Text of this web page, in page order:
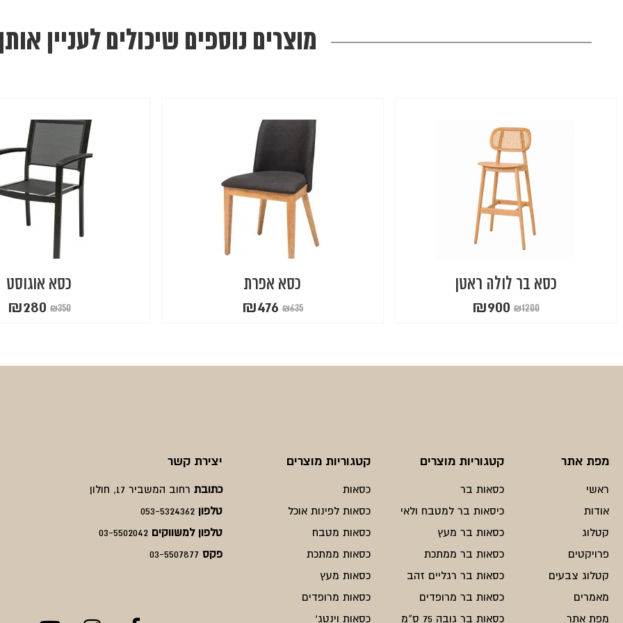
מוצרים נוספים שיכולים לעניין
כסא בר לולה ראטן
₪1200
המחיר
₪1200.
₪900המחיר
₪900.
כסא אפרת
₪635
המחיר
₪635.
₪476המחיר
₪476.
כסא אוגוסט
₪350
המחיר
₪350.
₪280המחיר
₪280.
מפת אתר
ראשי
אודות
קטלוג
פרויקטים
קטלוג צבעים
מאמרים
מפת אתר
קטגוריות מוצרים
כסאות בר
כיסאות בר למטבח ולאי
כסאות בר מעץ
כסאות בר ממתכת
כסאות בר רגליים זהב
כסאות בר מרופדים
כסאות בר גובה 75 ס"מ
קטגוריות מוצרים
כסאות
כסאות לפינות אוכל
כסאות מטבח
כסאות ממתכת
כסאות מעץ
כסאות מרופדים
כסאות וינטג'
יצירת קשר
כתובת רחוב המשביר 17, חולון
טלפון 053-5324362
טלפון למשווקים 03-5502042
פקס03-5507877